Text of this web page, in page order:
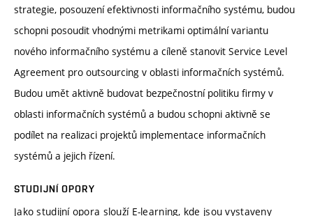
strategie, posouzení efektivnosti informačního systému, budou
schopni posoudit vhodnými metrikami optimální variantu
nového informačního systému a cíleně stanovit Service Level
Agreement pro outsourcing v oblasti informačních systémů.
Budou umět aktivně budovat bezpečnostní politiku firmy v
oblasti informačních systémů a budou schopni aktivně se
podílet na realizaci projektů implementace informačních
systémů a jejich řízení.
STUDIJNÍ OPORY
Jako studijní opora slouží E-learning, kde jsou vystaveny